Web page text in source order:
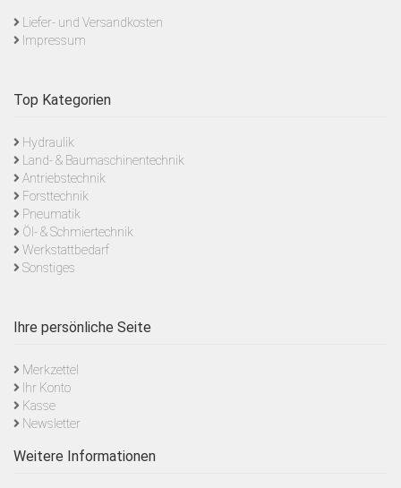
Liefer- und Versandkosten
Impressum
Top Kategorien
Hydraulik
Land- & Baumaschinentechnik
Antriebstechnik
Forsttechnik
Pneumatik
Öl- & Schmiertechnik
Werkstattbedarf
Sonstiges
Ihre persönliche Seite
Merkzettel
Ihr Konto
Kasse
Newsletter
Weitere Informationen